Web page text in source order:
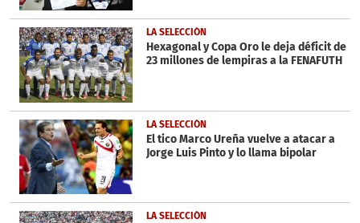
LA SELECCIÓN
Hexagonal y Copa Oro le deja déficit de
23 millones de lempiras a la FENAFUTH
LA SELECCIÓN
El tico Marco Ureña vuelve a atacar a
Jorge Luis Pinto y lo llama bipolar
LA SELECCIÓN